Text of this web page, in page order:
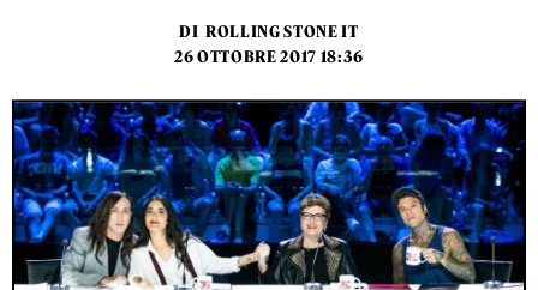
DI ROLLING STONE IT
26 OTTOBRE 2017 18:36